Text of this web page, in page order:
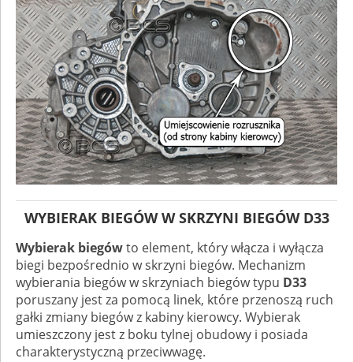
WYBIERAK BIEGÓW W SKRZYNI BIEGÓW D33
Wybierak biegówto element, który włącza i wyłącza
biegi bezpośrednio w skrzyni biegów. Mechanizm
wybierania biegów w skrzyniach biegów typu D33
poruszany jest za pomocą linek, które przenoszą ruch
gałki zmiany biegów z kabiny kierowcy. Wybierak
umieszczony jest z boku tylnej obudowy i posiada
charakterystyczną przeciwwagę.